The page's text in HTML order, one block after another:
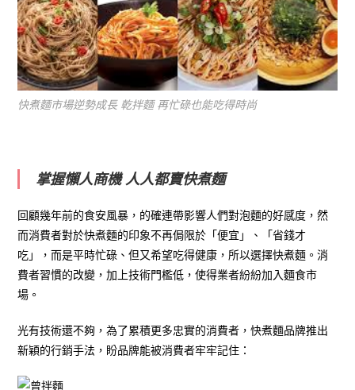
快煮麵市場逆勢成長 乾拌麵 再忙碌也能吃得時尚
掌握懶人商機 人人都賣快煮麵
回顧幾年前的食安風暴，的確連帶影響人們對泡麵的好感度，然
而消費者對於快煮麵的印象不再侷限於「便宜」、「省錢才
吃」，而是平時忙碌、但又希望吃得健康，所以選擇快煮麵。消
費者習慣的改變，加上技術門檻低，使得業者紛紛加入麵食市
場。
光有技術還不夠，為了累積更多忠實的消費者，快煮麵品牌推出
新穎的行銷手法，盼品牌能被消費者牢牢記住：